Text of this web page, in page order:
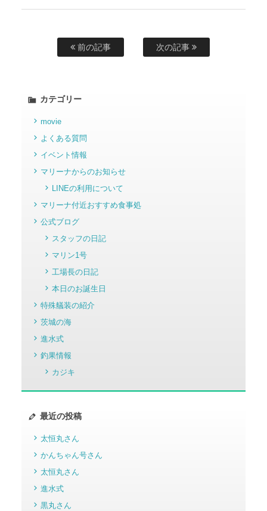
前の記事 次の記事
カテゴリー
movie
よくある質問
イベント情報
マリーナからのお知らせ
LINEの利用について
マリーナ付近おすすめ食事処
公式ブログ
スタッフの日記
マリン1号
工場長の日記
本日のお誕生日
特殊艤装の紹介
茨城の海
進水式
釣果情報
カジキ
最近の投稿
太恒丸さん
かんちゃん号さん
太恒丸さん
進水式
黒丸さん